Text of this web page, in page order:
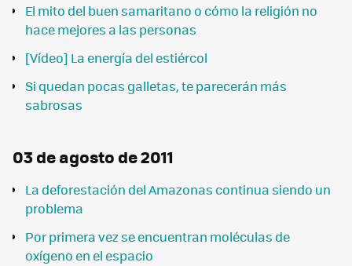
El mito del buen samaritano o cómo la religión no
hace mejores a las personas
[Vídeo] La energía del estiércol
Si quedan pocas galletas, te parecerán más
sabrosas
03 de agosto de 2011
La deforestación del Amazonas continua siendo un
problema
Por primera vez se encuentran moléculas de
oxígeno en el espacio